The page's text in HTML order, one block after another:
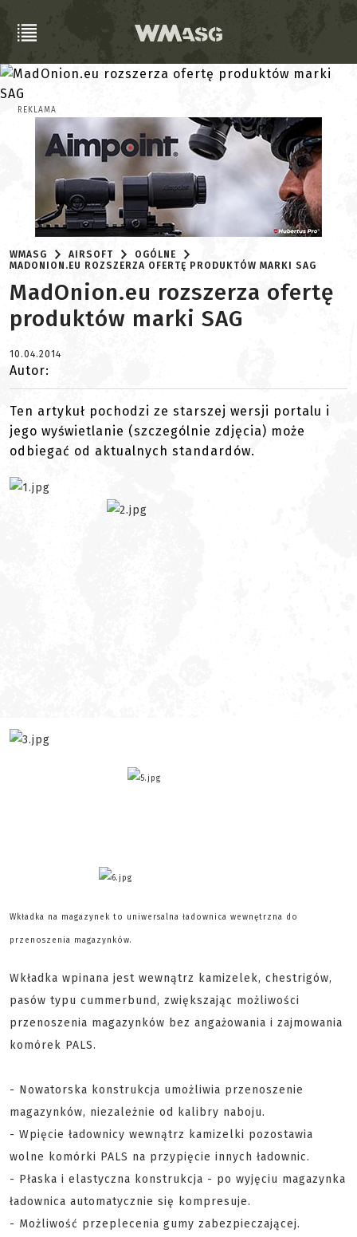
REKLAMA
WMASG AIRSOFT
OGÓLNE
MADONION.EU ROZSZERZA OFERTĘ PRODUKTÓW MARKI SAG
MadOnion.eu rozszerza ofertę
produktów marki SAG
10.04.2014
Autor:
Ten artykuł pochodzi ze starszej wersji portalu i
jego wyświetlanie (szczególnie zdjęcia) może
odbiegać od aktualnych standardów.
Wkład ka na magazynek to uniwersalna ładownica wewnętrzna do
przenoszenia magazynków.
Wkładka wpinana jest wewnątrz kamizelek, chestrigów,
pasów typu cummerbund, zwiększając możliwości
przenoszenia magazynków bez angażowania i zajmowania
komórek PALS.
- Nowatorska konstrukcja umożliwia przenoszenie
magazynków, niezależnie od kalibry naboju.
- Wpięcie ładownicy wewnątrz kamizelki pozostawia
wolne komórki PALS na przypięcie innych ładownic.
- Płaska i elastyczna konstrukcja - po wyjęciu magazynka
ładownica automatycznie się kompresuje.
- Możliwość przeplecenia gumy zabezpieczającej.